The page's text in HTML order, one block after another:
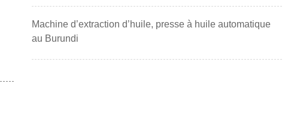
Machine d’extraction d’huile, presse à huile automatique
au Burundi